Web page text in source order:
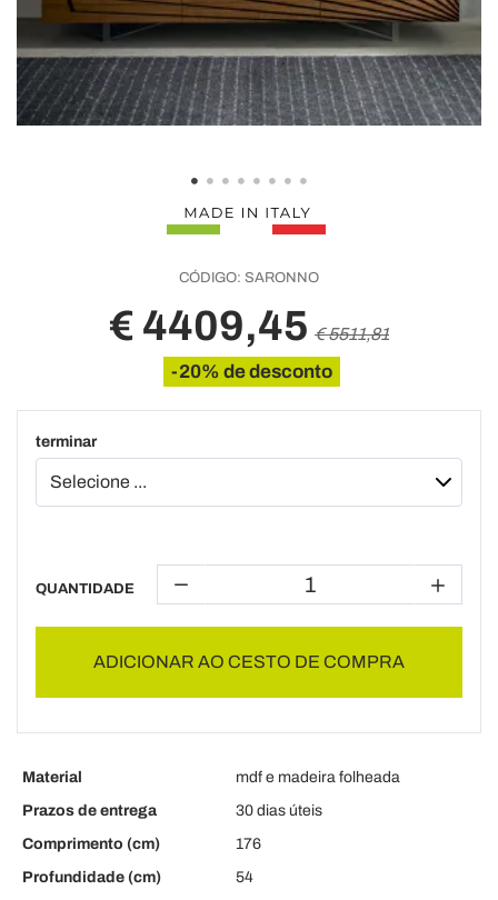
CÓDIGO: SARONNO
€ 4409,45 € 5511,81
-20% de desconto
terminar
QUANTIDADE
ADICIONAR AO CESTO DE COMPRA
Material
mdf e madeira folheada
Prazos de entrega
30 dias úteis
Comprimento (cm)
176
Profundidade (cm)
54